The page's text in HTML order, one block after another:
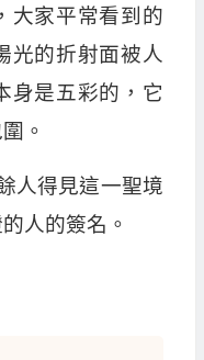
大家平常看到的
光的折射面被人
身是五彩的，它
。
見這一聖境
人的簽名。